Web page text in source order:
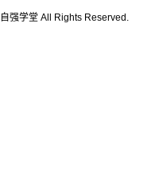
强学堂 All Rights Reserved.